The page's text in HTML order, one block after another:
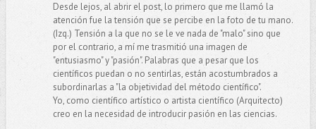
Desde lejos, al abrir el post, lo primero que me llamó la
atención fue la tensión que se percibe en la foto de tu mano.
(Izq.) Tensión a la que no se le ve nada de "malo" sino que
por el contrario, a mí me trasmitió una imagen de
"entusiasmo" y "pasión". Palabras que a pesar que los
científicos puedan o no sentirlas, están acostumbrados a
subordinarlas a "la objetividad del método científico".
Yo, como científico artístico o artista científico (Arquitecto)
creo en la necesidad de introducir pasión en las ciencias.